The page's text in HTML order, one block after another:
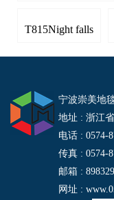
T815Night falls
宁波崇美地
地址 : 浙江
电话 : 0574-
传真 : 0574-
邮箱 :
网址 :